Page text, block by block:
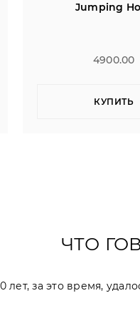
Jumping
4900.00
КУПИТЬ
ЧТО
лет, за это время,